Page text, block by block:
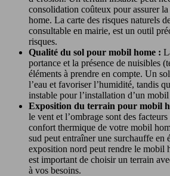
consolidation coûteux pour assurer
home. La carte des risques naturels
consultable en mairie, est un outil
risques.
Qualité du sol pour mobil home :
portance et la présence de nuisibles
éléments à prendre en compte. Un
l’eau et favoriser l’humidité, tandis
instable pour l’installation d’un
Exposition du terrain pour mobil
le vent et l’ombrage sont des
confort thermique de votre mobil
sud peut entraîner une surchauffe en
exposition nord peut rendre le mobil
est important de choisir un terrain
à vos besoins.